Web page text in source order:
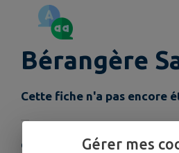
Bérangère
Cette fiche n'a pas encore
COORDONNÉESGérer mes